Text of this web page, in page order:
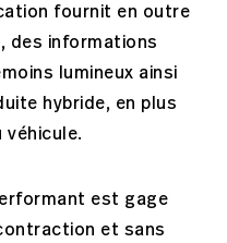
fournit en outre
des informations
lumineux ainsi
hybride, en plus
véhicule.
est gage
et sans